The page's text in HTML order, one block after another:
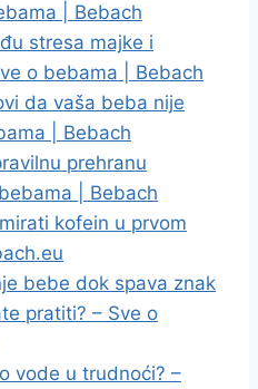
| Bebach
stresa majke i
o bebama | Bebach
da vaša beba nije
| Bebach
prehranu
| Bebach
kofein u prvom
bebe dok spava znak
pratiti? – Sve o
vode u trudnoći? –